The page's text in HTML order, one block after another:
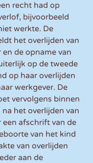
recht had op
bijvoorbeeld
werkte. De
het overlijden van
en de opname van
op de tweede
op haar overlijden
werkgever. De
vervolgens binnen
na het overlijden van
een afschrift van de
van het kind
van overlijden
aan de